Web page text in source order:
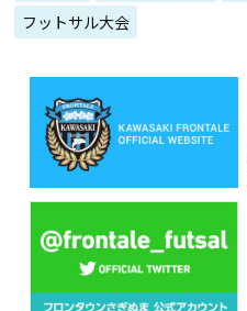
フットサル大会